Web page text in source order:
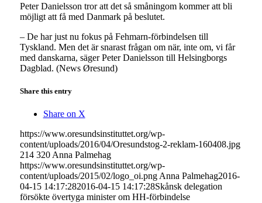
Peter Danielsson tror att det så småningom kommer att bli
möjligt att få med Danmark på beslutet.
– De har just nu fokus på Fehmarn-förbindelsen till
Tyskland. Men det är snarast frågan om när, inte om, vi får
med danskarna, säger Peter Danielsson till Helsingborgs
Dagblad. (News Øresund)
Share this entry
Share on X
https://www.oresundsinstituttet.org/wp-
content/uploads/2016/04/Oresundstog-2-reklam-160408.jpg
214 320 Anna Palmehag
https://www.oresundsinstituttet.org/wp-
content/uploads/2015/02/logo_oi.png Anna Palmehag2016-
04-15 14:17:282016-04-15 14:17:28Skånsk delegation
försökte övertyga minister om HH-förbindelse